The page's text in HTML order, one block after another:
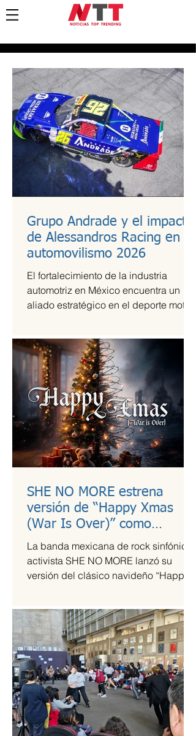
Grupo Andrade y el impacto
de Alessandros Racing en el
automovilismo 2026
El fortalecimiento de la industria
automotriz en México encuentra un
aliado estratégico en el deporte motor,
Alessandros Racing. En el marco de
su centenario, la organización utiliza la
alta competencia para validar su
capacidad técnica y operativa en las
pistas más exigentes del país durante
la temporada 2026.
SHE NO MORE estrena
versión de “Happy Xmas
(War Is Over)” como
llamado a la empatía en
tiempos de guerra
La banda mexicana de rock sinfónico
activista SHE NO MORE lanzó su
versión del clásico navideño “Happy
transforma el himno pacifista en un
arreglo metal sinfónico que mantiene
su esencia esperanzadora, pero con la
potencia característica del grupo.